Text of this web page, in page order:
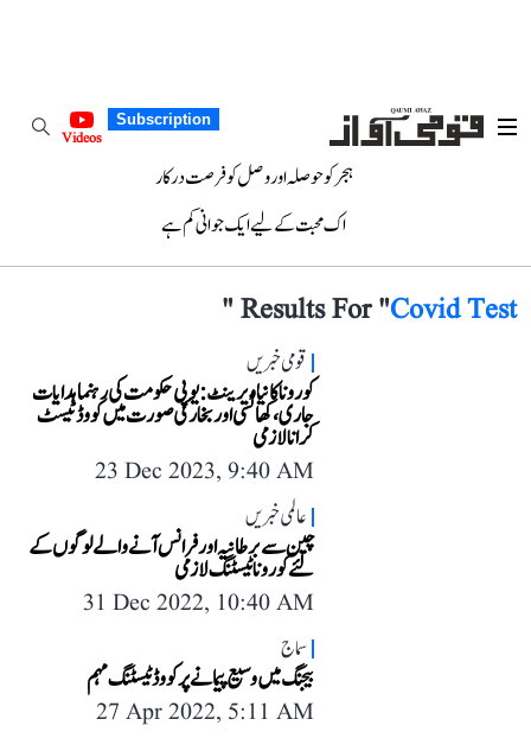
Subscription
Videos
ہجر کو حوصلہ اور وصل کو فرصت درکار
اک محبت کے لیے ایک جوانی کم ہے
Results For "Covid Test
"
قومی خبریں
کورونا کا نیا ویرینٹ: یوپی حکومت کی رہنما ہدایات
جاری، کھانسی اور بخار کی صورت میں کووڈ ٹیسٹ
کرانا لازمی
23 Dec 2023, 9:40 AM
عالمی خبریں
چین سے برطانیہ اور فرانس آنے والے لوگوں کے
لئے کورونا ٹیسٹنگ لازمی
31 Dec 2022, 10:40 AM
سماج
بیجنگ میں وسیع پیمانے پر کووڈ ٹیسٹنگ مہم
27 Apr 2022, 5:11 AM